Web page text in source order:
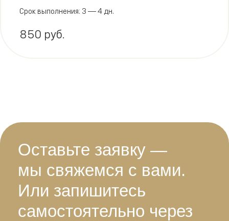
850 руб.
Срок выполнения: 3 — 4 дн.
Оставьте заявку —
мы свяжемся с вами.
Или запишитесь
самостоятельно через